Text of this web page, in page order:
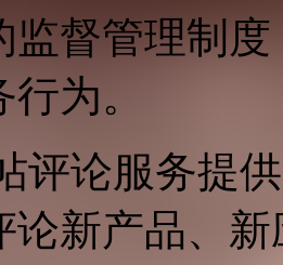
监督管理制
为。
评论服务提
论新产品、